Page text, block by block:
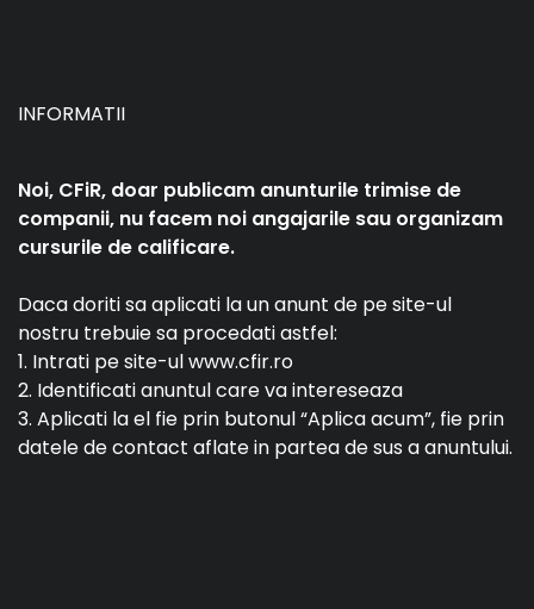
INFORMATII
Noi, CFiR, doar publicam anunturile trimise de
companii, nu facem noi angajarile sau organizam
cursurile de calificare.
Daca doriti sa aplicati la un anunt de pe site-ul
nostru trebuie sa procedati astfel:
1. Intrati pe site-ul www.cfir.ro
2. Identificati anuntul care va intereseaza
3. Aplicati la el fie prin butonul “Aplica acum”, fie prin
datele de contact aflate in partea de sus a anuntului.